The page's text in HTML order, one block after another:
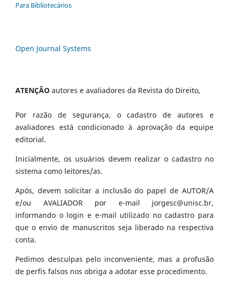
Para Bibliotecários
Open Journal Systems
ATENÇÃO autores e avaliadores da Revista do Direito,
Por razão de segurança, o cadastro de autores e
avaliadores está condicionado à aprovação da equipe
editorial.
Inicialmente, os usuários devem realizar o cadastro no
sistema como leitores/as.
Após, devem solicitar a inclusão do papel de AUTOR/A
e/ou AVALIADOR por e-mail jorgesc@unisc.br,
informando o login e e-mail utilizado no cadastro para
que o envio de manuscritos seja liberado na respectiva
conta.
Pedimos desculpas pelo inconveniente, mas a profusão
de perfis falsos nos obriga a adotar esse procedimento.